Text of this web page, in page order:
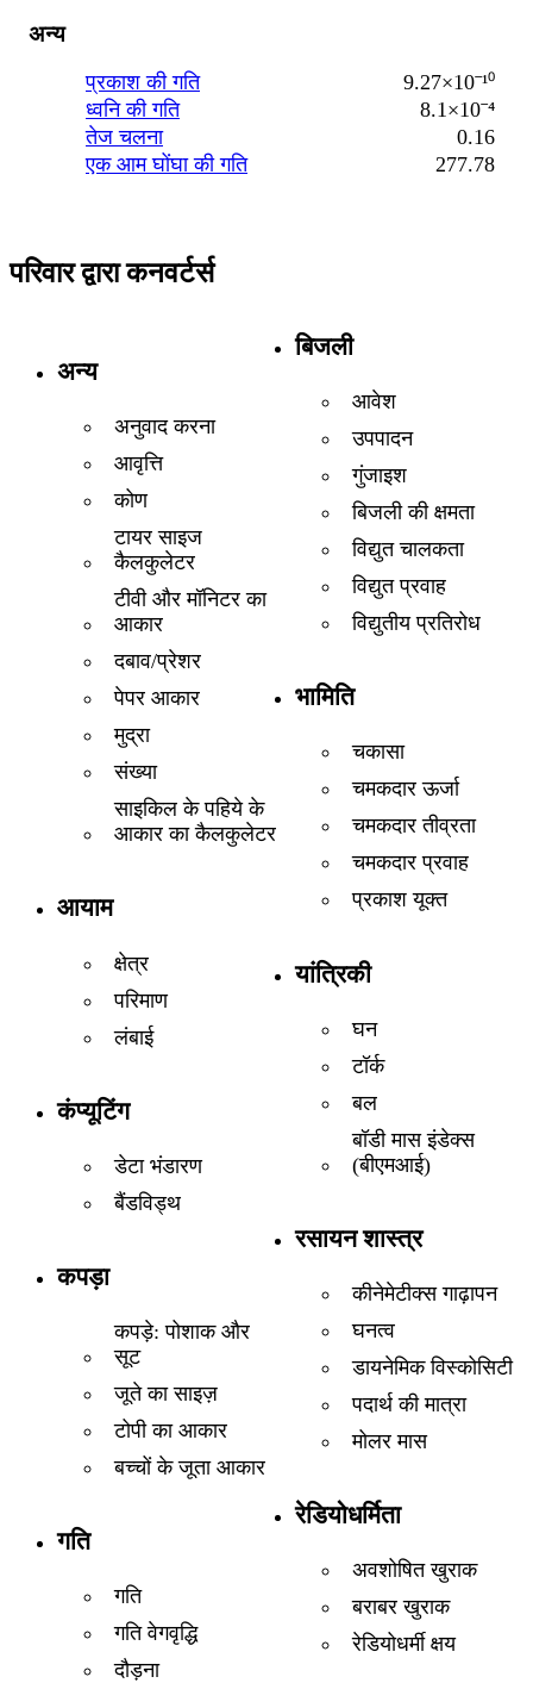
अन्य
प्रकाश की गति
9.27×10⁻¹⁰
ध्वनि की गति
8.1×10⁻⁴
तेज चलना
0.16
एक आम घोंघा की गति
277.78
परिवार द्वारा कनवर्टर्स
अन्य
अनुवाद करना
आवृत्ति
कोण
टायर साइज
कैलकुलेटर
टीवी और मॉनिटर का
आकार
दबाव/प्रेशर
पेपर आकार
मुद्रा
संख्या
साइकिल के पहिये के
आकार का कैलकुलेटर
आयाम
क्षेत्र
परिमाण
लंबाई
कंप्यूटिंग
डेटा भंडारण
बैंडविड्थ
कपड़ा
कपड़े: पोशाक और
सूट
जूते का साइज़
टोपी का आकार
बच्चों के जूता आकार
गति
गति
गति वेगवृद्धि
दौड़ना
बिजली
आवेश
उपपादन
गुंजाइश
बिजली की क्षमता
विद्युत चालकता
विद्युत प्रवाह
विद्युतीय प्रतिरोध
भामिति
चकासा
चमकदार ऊर्जा
चमकदार तीव्रता
चमकदार प्रवाह
प्रकाश यूक्त
यांत्रिकी
घन
टॉर्क
बल
बॉडी मास इंडेक्स
(बीएमआई)
रसायन शास्त्र
कीनेमेटीक्स गाढ़ापन
घनत्व
डायनेमिक विस्कोसिटी
पदार्थ की मात्रा
मोलर मास
रेडियोधर्मिता
अवशोषित खुराक
बराबर खुराक
रेडियोधर्मी क्षय